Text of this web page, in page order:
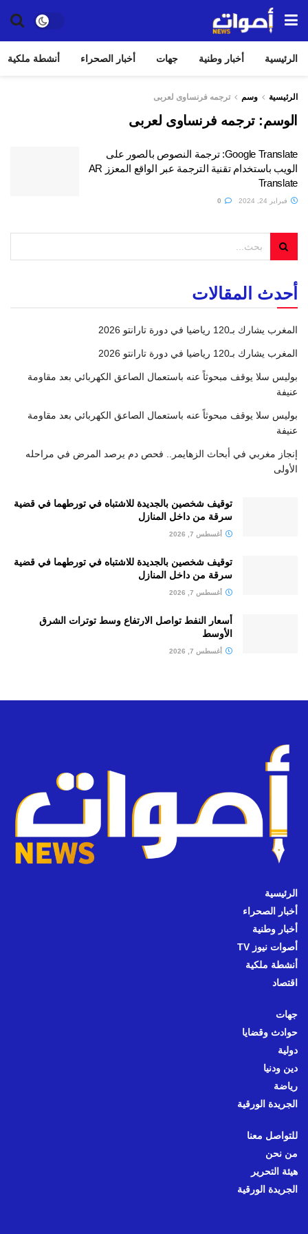
الرئيسية أخبار وطنية جهات أخبار الصحراء أنشطة ملكية
الرئيسية وسم ترجمه فرنساوى لعربى
الوسم:ترجمه فرنساوى لعربى
Google Translate: ترجمة النصوص بالصور على
الويب باستخدام تقنية الترجمة عبر الواقع المعزز AR
Translate
فبراير 24, 2024
أحدث المقالات
المغرب يشارك بـ120 رياضيا في دورة تارانتو 2026
المغرب يشارك بـ120 رياضيا في دورة تارانتو 2026
بوليس سلا يوقف مبحوثاً عنه باستعمال الصاعق الكهربائي بعد مقاومة
عنيفة
بوليس سلا يوقف مبحوثاً عنه باستعمال الصاعق الكهربائي بعد مقاومة
عنيفة
إنجاز مغربي في أبحاث الزهايمر.. فحص دم يرصد المرض في مراحله
الأولى
توقيف شخصين بالجديدة للاشتباه في تورطهما في قضية
سرقة من داخل المنازل
أغسطس 7, 2026
توقيف شخصين بالجديدة للاشتباه في تورطهما في قضية
سرقة من داخل المنازل
أغسطس 7, 2026
أسعار النفط تواصل الارتفاع وسط توترات الشرق
الأوسط
أغسطس 7, 2026
الرئيسية
أخبار الصحراء
أخبار وطنية
أصوات نيوز TV
أنشطة ملكية
اقتصاد
جهات
حوادث وقضايا
دولية
دين ودنيا
رياضة
الجريدة الورقية
للتواصل معنا
من نحن
هيئة التحرير
الجريدة الورقية